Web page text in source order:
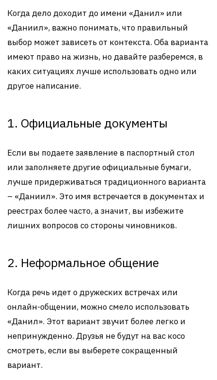
Когда дело доходит до имени «Данил» или
«Даниил», важно понимать, что правильный
выбор может зависеть от контекста. Оба варианта
имеют право на жизнь, но давайте разберемся, в
каких ситуациях лучше использовать одно или
другое написание.
1. Официальные документы
Если вы подаете заявление в паспортный стол
или заполняете другие официальные бумаги,
лучше придерживаться традиционного варианта
– «Даниил». Это имя встречается в документах и
реестрах более часто, а значит, вы избежите
лишних вопросов со стороны чиновников.
2. Неформальное общение
Когда речь идет о дружеских встречах или
онлайн-общении, можно смело использовать
«Данил». Этот вариант звучит более легко и
непринужденно. Друзья не будут на вас косо
смотреть, если вы выберете сокращенный
вариант.